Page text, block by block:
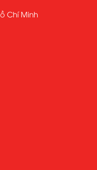
Chí Minh